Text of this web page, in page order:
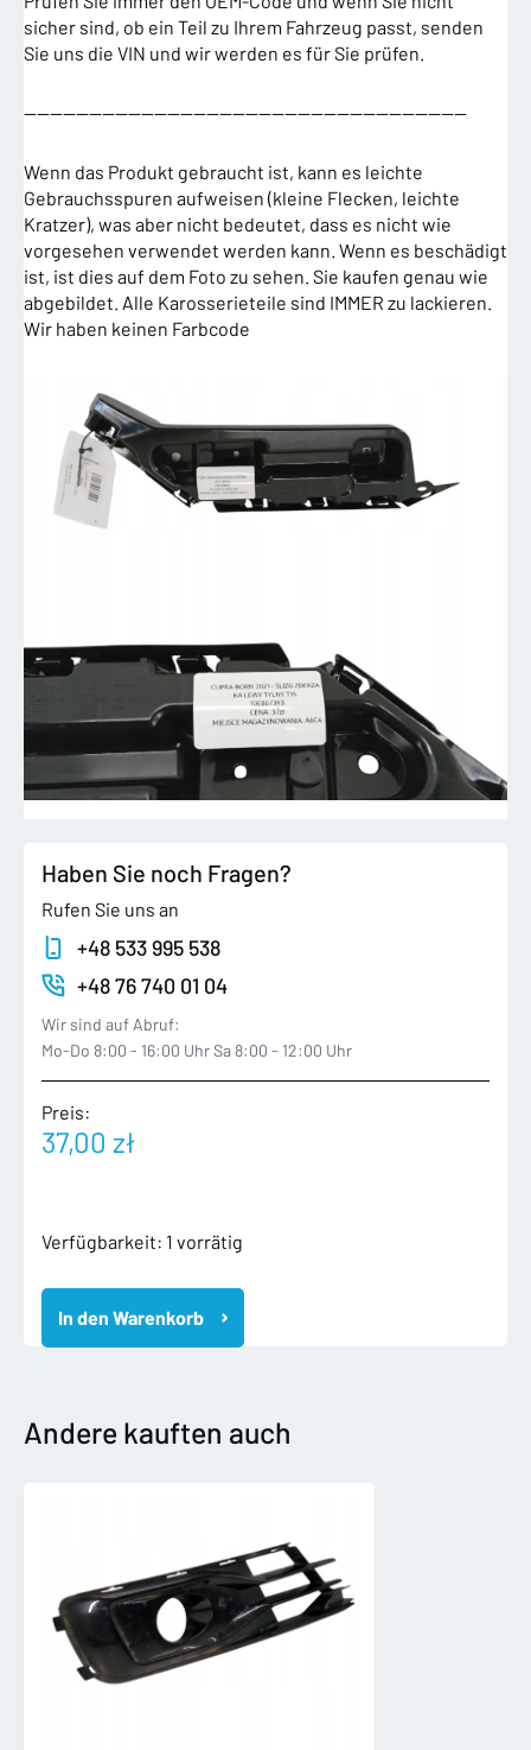
sicher sind, ob ein Teil zu Ihrem Fahrzeug passt, senden
Sie uns die VIN und wir werden es für Sie prüfen.
——————————————————————————————————
Wenn das Produkt gebraucht ist, kann es leichte
Gebrauchsspuren aufweisen (kleine Flecken, leichte
Kratzer), was aber nicht bedeutet, dass es nicht wie
vorgesehen verwendet werden kann. Wenn es beschädigt
ist, ist dies auf dem Foto zu sehen. Sie kaufen genau wie
abgebildet. Alle Karosserieteile sind IMMER zu lackieren.
Wir haben keinen Farbcode
Haben Sie noch Fragen?
Rufen Sie uns an
+48 533 995 538
+48 76 740 01 04
Wir sind auf Abruf:
Mo-Do 8:00 - 16:00 Uhr Sa 8:00 - 12:00 Uhr
Preis:
37,00 zł
Verfügbarkeit: 1 vorrätig
CUPRA
2021-
ŚLIZG
MOCOWANIE
TYLNY
TYŁ
In den Warenkorb
Andere kauften auch